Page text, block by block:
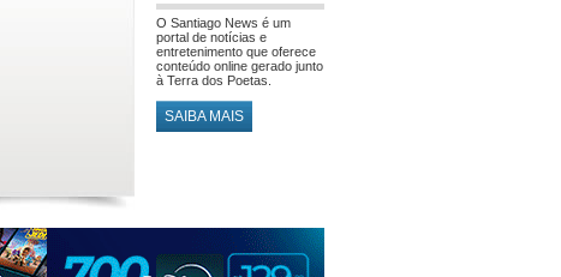
O Santiago News é um
portal de notícias e
entretenimento que oferece
conteúdo online gerado junto
à Terra dos Poetas.
SAIBA MAIS